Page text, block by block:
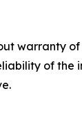
warranty
of